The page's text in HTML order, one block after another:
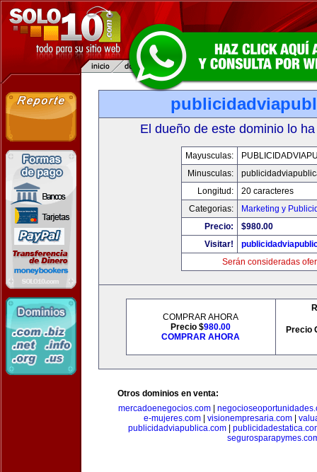
El dueño de este dominio lo
Mayusculas:
Minusculas:
Longitud:
20 caracteres
Categorias:
Marketing y
Precio:
$980.00
Visitar!
Serán consideradas
COMPRAR AHORA
Precio $980.00
COMPRAR AHORA
Precio
Otros dominios en venta:
mercadoenegocios.com
e-mujeres.com
visionempresaria.com
publicidadviapublica.com